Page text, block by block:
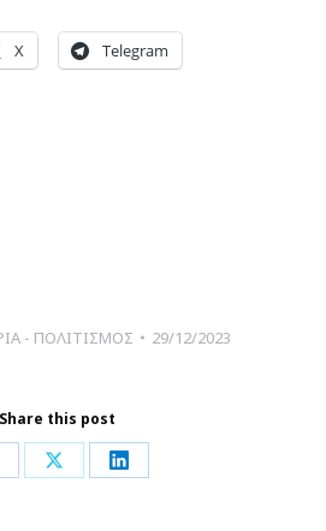
X Telegram
- ΠΟΛΙΤΙΣΜΟΣ 29/12/2023
Share this post
Share Share